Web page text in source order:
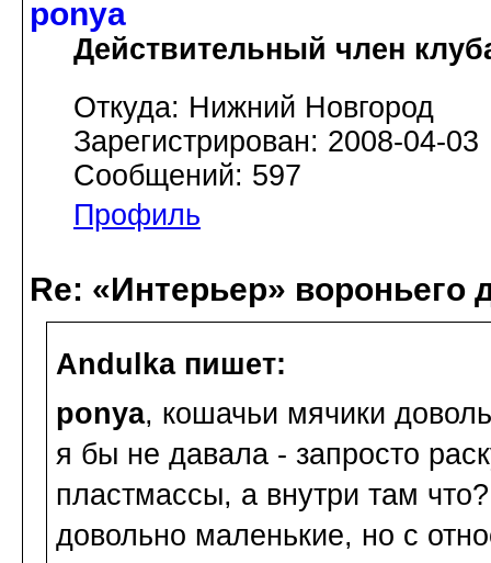
ponya
Действительный член
Откуда: Нижний Новгород
Зарегистрирован: 2008-04-03
Сообщений: 597
Профиль
Re: «Интерьер» вороньего
Andulka пишет:
ponya, кошачьи мячики
я бы не давала - запросто
пластмассы, а внутри там
довольно маленькие, но с